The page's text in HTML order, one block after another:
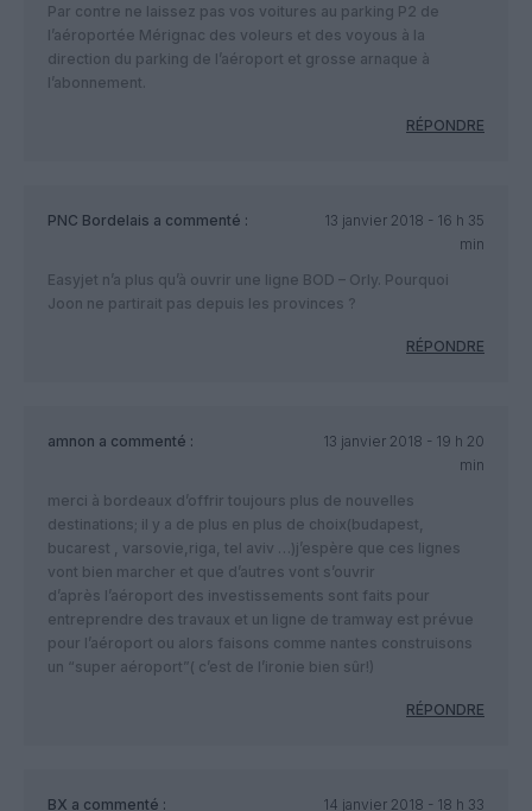
Par contre ne laissez pas vos voitures au parking P2 de
l’aéroportée Mérignac des voleurs et des voyous à la
direction du parking de l’aéroport et grosse arnaque à
l’abonnement.
RÉPONDRE
PNC Bordelais a commenté :
13 janvier 2018 - 16 h 35
min
Easyjet n’a plus qu’à ouvrir une ligne BOD – Orly. Pourquoi
Joon ne partirait pas depuis les provinces ?
RÉPONDRE
amnon a commenté :
13 janvier 2018 - 19 h 20
min
merci à bordeaux d’offrir toujours plus de nouvelles
destinations; il y a de plus en plus de choix(budapest,
bucarest , varsovie,riga, tel aviv …)j’espère que ces lignes
vont bien marcher et que d’autres vont s’ouvrir
d’après l’aéroport des investissements sont faits pour
entreprendre des travaux et un ligne de tramway est prévue
pour l’aéroport ou alors faisons comme nantes construisons
un “super aéroport”( c’est de l’ironie bien sûr!)
RÉPONDRE
BX a commenté : 14 janvier 2018 - 18 h 33